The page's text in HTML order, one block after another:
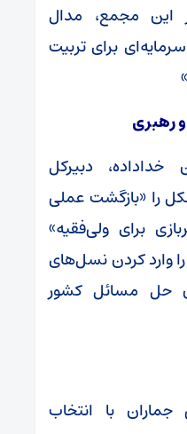
این مجمع، مدال
برای تربیت
خداداده، دبیرکل
را «بازگشت عملی
برای ولی‌فقیه»
وارد کردن نسل‌های
حل مسائل کشور
با انتخاب